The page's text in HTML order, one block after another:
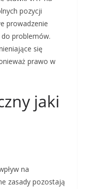
pozycji
prowadzenie
problemów.
się
prawo w
jaki
na
zasady pozostają